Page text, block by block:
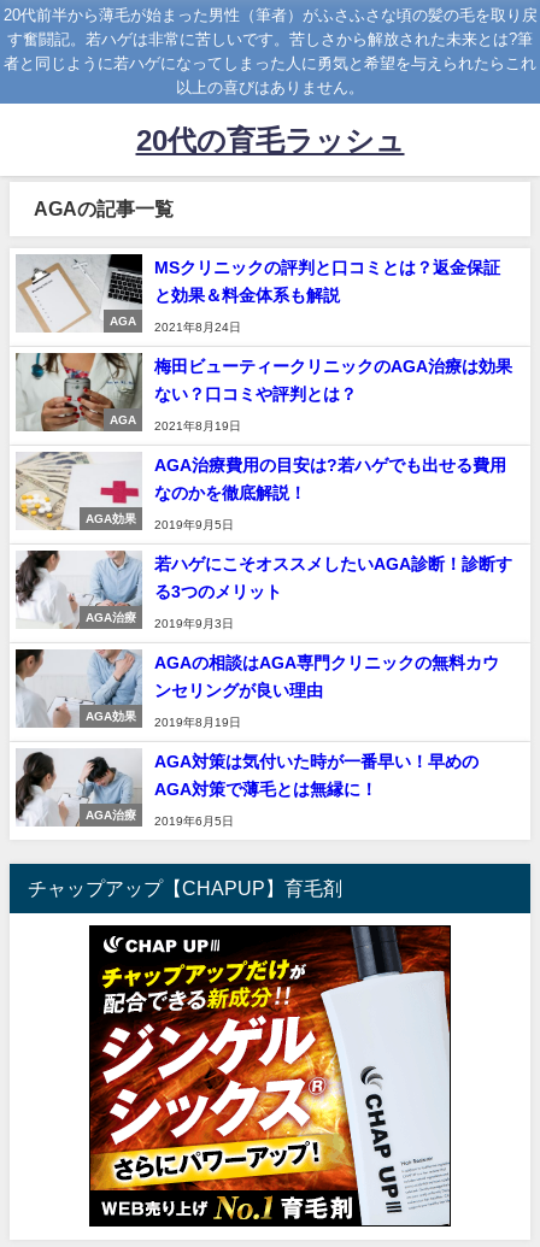
20代前半から薄毛が始まった男性（筆者）がふさふさな頃の髪の毛を取り戻
す奮闘記。若ハゲは非常に苦しいです。苦しさから解放された未来とは?筆
者と同じように若ハゲになってしまった人に勇気と希望を与えられたらこれ
以上の喜びはありません。
20代の育毛ラッシュ
AGAの記事一覧
AGA
MSクリニックの評判と口コミとは？返金保証
と効果＆料金体系も解説
2021年8月24日
AGA
梅田ビューティークリニックのAGA治療は効果
ない？口コミや評判とは？
2021年8月19日
AGA効果
AGA治療費用の目安は?若ハゲでも出せる費用
なのかを徹底解説！
2019年9月5日
AGA治療
若ハゲにこそオススメしたいAGA診断！診断す
る3つのメリット
2019年9月3日
AGA効果
AGAの相談はAGA専門クリニックの無料カウ
ンセリングが良い理由
2019年8月19日
AGA治療
AGA対策は気付いた時が一番早い！早めの
AGA対策で薄毛とは無縁に！
2019年6月5日
チャップアップ【CHAPUP】育毛剤